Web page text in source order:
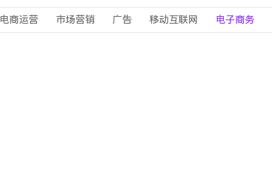
电商运营 市场营销 广告 移动互联网 电子商务